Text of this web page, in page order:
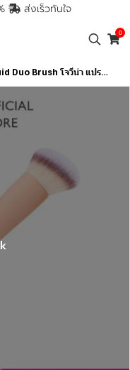
ส่งเร็วทันใจ
0
น่า แปรงลงรองพื้น และคอนซีลเลอร์ แบบ 2in1